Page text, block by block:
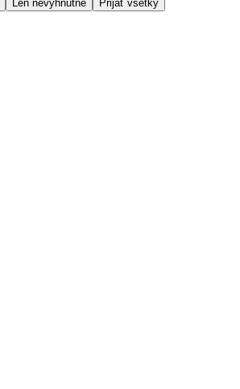
Len nevyhnutné Prijať všetky